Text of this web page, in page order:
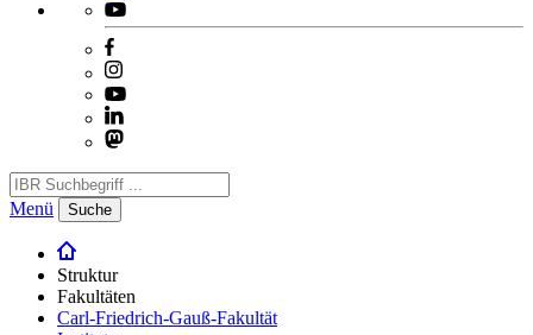
Menü Suche
Struktur
Fakultäten
Carl-Friedrich-Gauß-Fakultät